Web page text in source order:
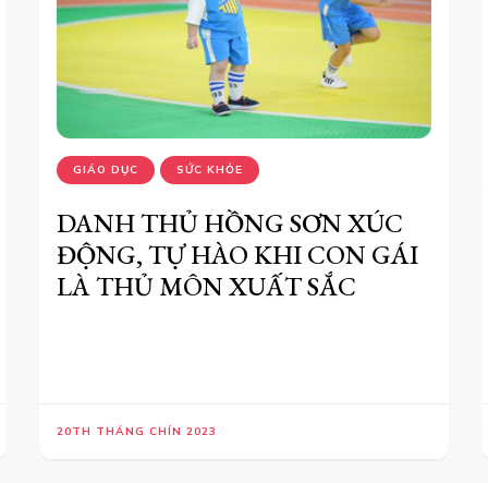
GIÁO DỤC SỨC KHỎE
DANH THỦ HỒNG SƠN XÚC
ĐỘNG, TỰ HÀO KHI CON GÁI
LÀ THỦ MÔN XUẤT SẮC
20TH THÁNG CHÍN 2023